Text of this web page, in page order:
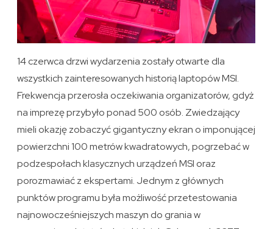
14 czerwca drzwi wydarzenia zostały otwarte dla
wszystkich zainteresowanych historią laptopów MSI.
Frekwencja przerosła oczekiwania organizatorów, gdyż
na imprezę przybyło ponad 500 osób. Zwiedzający
mieli okazję zobaczyć gigantyczny ekran o imponującej
powierzchni 100 metrów kwadratowych, pogrzebać w
podzespołach klasycznych urządzeń MSI oraz
porozmawiać z ekspertami. Jednym z głównych
punktów programu była możliwość przetestowania
najnowocześniejszych maszyn do grania w